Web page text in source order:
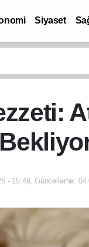
Siyaset
- 15:49, Güncelleme: